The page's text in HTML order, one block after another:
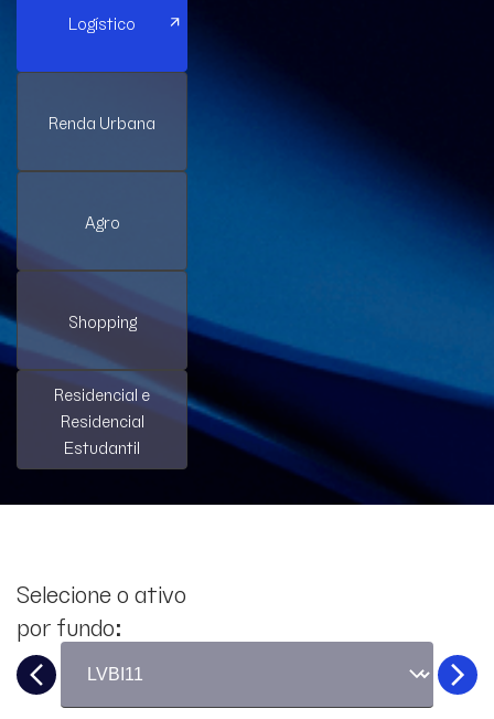
Logístico
Renda Urbana
Agro
Shopping
Residencial e
Residencial
Estudantil
Selecione o ativo
por fundo: